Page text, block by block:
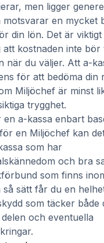
men ligger
motsvarar en mycket
din lön. Det är viktigt
att kostnaden inte bör
när du väljer. Att a-
för att bedöma din
Miljöchef är minst
trygghet.
en a-kassa enbart
en Miljöchef kan
som har
och bra
som finns
så sätt får du en
som täcker både
delen och eventuella